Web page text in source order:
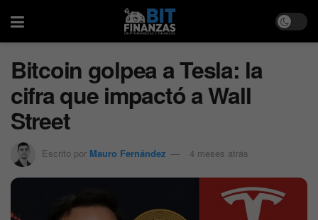
Bitcoin golpea a Tesla: la
cifra que impactó a Wall
Street
Escrito por Mauro Fernández 4 meses atrás